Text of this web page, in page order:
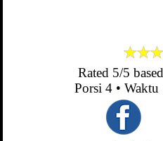
Rated 5/5
Porsi 4• Waktu